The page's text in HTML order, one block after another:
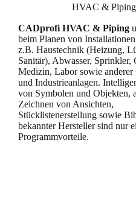
HVAC & Piping
CADprofi HVAC & Piping
beim Planen von
z.B. Haustechnik (Heizung,
Sanitär), Abwasser, Sprinkler,
Medizin, Labor sowie anderer
und Industrieanlagen.
von Symbolen und Objekten,
Zeichnen von Ansichten,
Stücklistenerstellung sowie
bekannter Hersteller sind nur
Programmvorteile.